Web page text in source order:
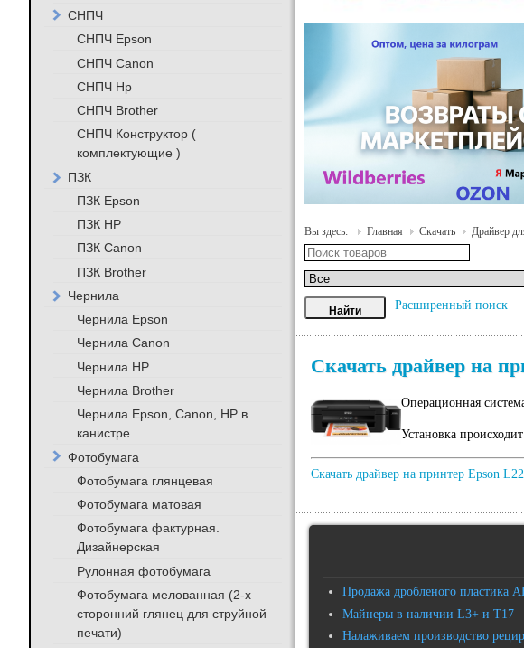
Вы здесь: Главная Скачать Драйвер
Расширенный поиск
Скачать драйвер на
Операционная
Установка
Скачать драйвер на принтер Epson
Продажа дробленого пластика
Майнеры в наличии L3+ и T17
Налаживаем производство
СНПЧ
СНПЧ Epson
СНПЧ Canon
СНПЧ Hp
СНПЧ Brother
СНПЧ Конструктор (
комплектующие )
ПЗК
ПЗК Epson
ПЗК HP
ПЗК Canon
ПЗК Brother
Чернила
Чернила Epson
Чернила Canon
Чернила HP
Чернила Brother
Чернила Epson, Canon, HP в
канистре
Фотобумага
Фотобумага глянцевая
Фотобумага матовая
Фотобумага фактурная.
Дизайнерская
Рулонная фотобумага
Фотобумага мелованная (2-х
сторонний глянец для струйной
печати)